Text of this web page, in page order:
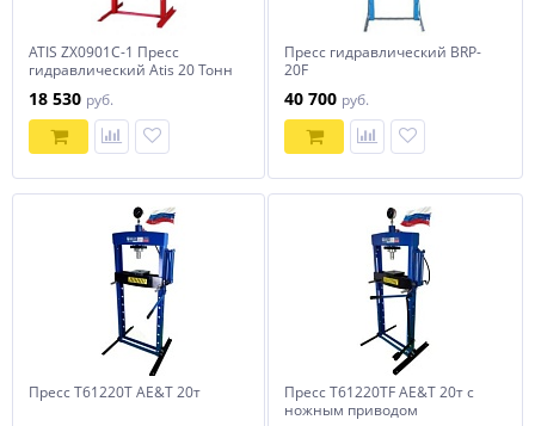
ATIS ZX0901С-1 Пресс
гидравлический Atis 20 Тонн
18 530 руб.
Пресс гидравлический BRP-
20F
40 700 руб.
Пресс T61220T AE&T 20т
Пресс T61220TF AE&T 20т с
ножным приводом